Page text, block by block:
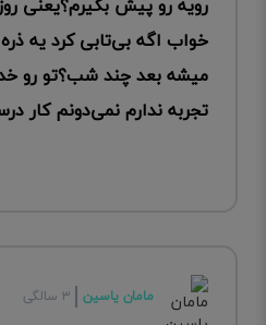
رویه رو پیش بگیرم؟‌یعنی
خواب اگه بی‌تابی کرد یه
میشه بعد چند شب؟تو رو
تجربه ندارم نمی‌دونم کار
مامان یاسین ۳ سالگی